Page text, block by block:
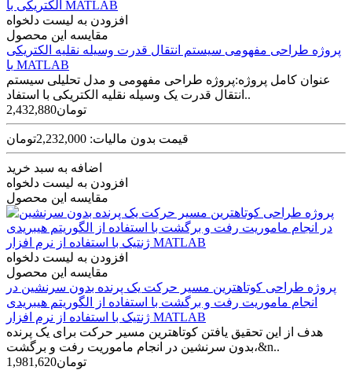
افزودن به لیست دلخواه
مقایسه این محصول
پروژه طراحی مفهومی سیستم انتقال قدرت وسیله نقلیه الکتریکی
با MATLAB
عنوان کامل پروژه:پروژه طراحی مفهومی و مدل تحلیلی سیستم
انتقال قدرت یک وسیله نقلیه الکتریکی با استفاد..
2,432,880تومان
قیمت بدون مالیات: 2,232,000تومان
اضافه به سبد خرید
افزودن به لیست دلخواه
مقایسه این محصول
افزودن به لیست دلخواه
مقایسه این محصول
پروژه طراحی کوتاهترین مسیر حرکت یک پرنده بدون سرنشین در
انجام ماموریت رفت و برگشت با استفاده از الگوریتم هیبریدی
ژنتیک با استفاده از نرم افزار MATLAB
هدف از این تحقیق یافتن کوتاهترین مسیر حرکت برای یک پرنده
بدون سرنشین در انجام ماموریت رفت و برگشت،&n..
1,981,620تومان